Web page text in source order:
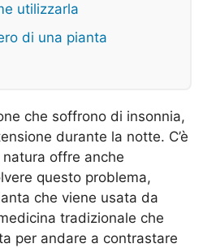
utilizzarla
di una pianta
che soffrono di insonnia,
durante la notte. C’è
offre anche
questo problema,
che viene usata da
tradizionale che
per andare a contrastare